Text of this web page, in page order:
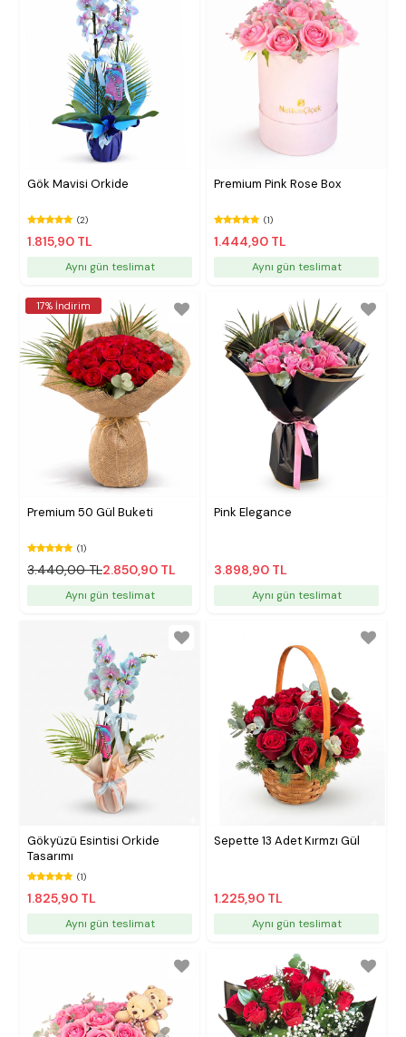
Gök Mavisi Orkide
(2)
1.815,90 TL
Aynı gün teslimat
Premium Pink Rose Box
(1)
1.444,90 TL
Aynı gün teslimat
17% İndirim
Premium 50 Gül Buketi
(1)
3.440,00 TL2.850,90 TL
Aynı gün teslimat
Pink Elegance
3.898,90 TL
Aynı gün teslimat
Gökyüzü Esintisi Orkide
Tasarımı
(1)
1.825,90 TL
Aynı gün teslimat
Sepette 13 Adet Kırmzı Gül
1.225,90 TL
Aynı gün teslimat